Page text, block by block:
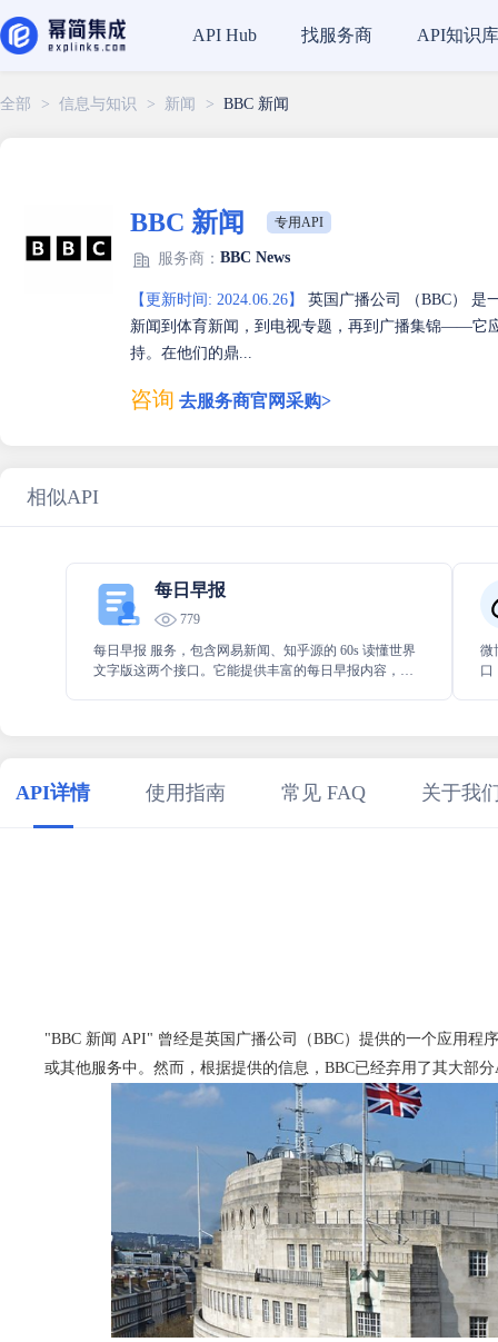
API Hub 找服务商 API知识库
全部 > 信息与知识 > 新闻 > BBC 新闻
BBC 新闻 专用API
服务商： BBC News
【更新时间: 2024.06.26】
英国广播公司 （BBC） 是
新闻到体育新闻，到电视专题，再到广播集锦——它
持。在他们的鼎...
咨询 去服务商官网采购>
相似API
每日早报
779
每日早报 服务，包含网易新闻、知乎源的 60s 读懂世界
文字版这两个接口。它能提供丰富的每日早报内容，且
微
口
API详情 使用指南 常见 FAQ 关于我
"BBC 新闻 API" 曾经是英国广播公司（BBC）提供的一个应用程
或其他服务中。然而，根据提供的信息，BBC已经弃用了其大部